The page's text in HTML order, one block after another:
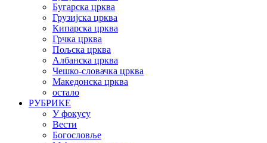
Бугарска црква
Грузијска црква
Кипарска црква
Грчка црква
Пољска црква
Албанска црква
Чешко-словачка црква
Македонска црква
остало
РУБРИКЕ
У фокусу
Вести
Богословље